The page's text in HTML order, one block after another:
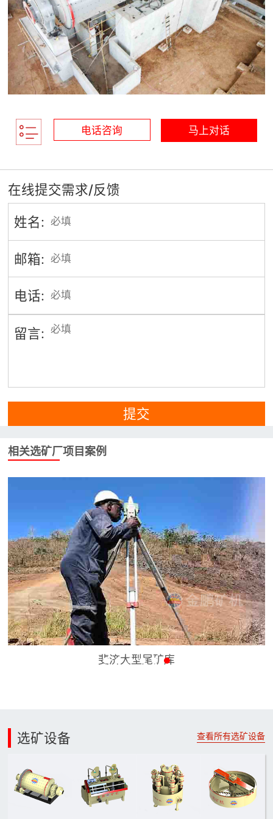
电话咨询 马上对话
在线提交需求/反馈
姓名:
邮箱:
电话:
留言:
提交
相关选矿厂项目案例
斐济大型尾矿库
选矿设备 查看所有选矿设备